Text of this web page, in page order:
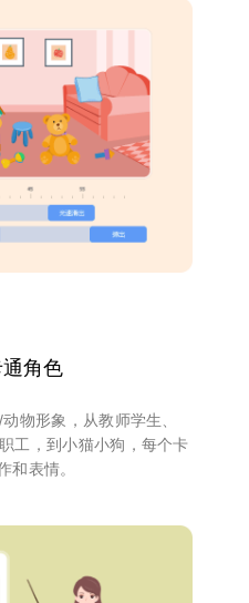
角色
物形象，从教师学生、
工，到小猫小狗，每个卡
和表情。